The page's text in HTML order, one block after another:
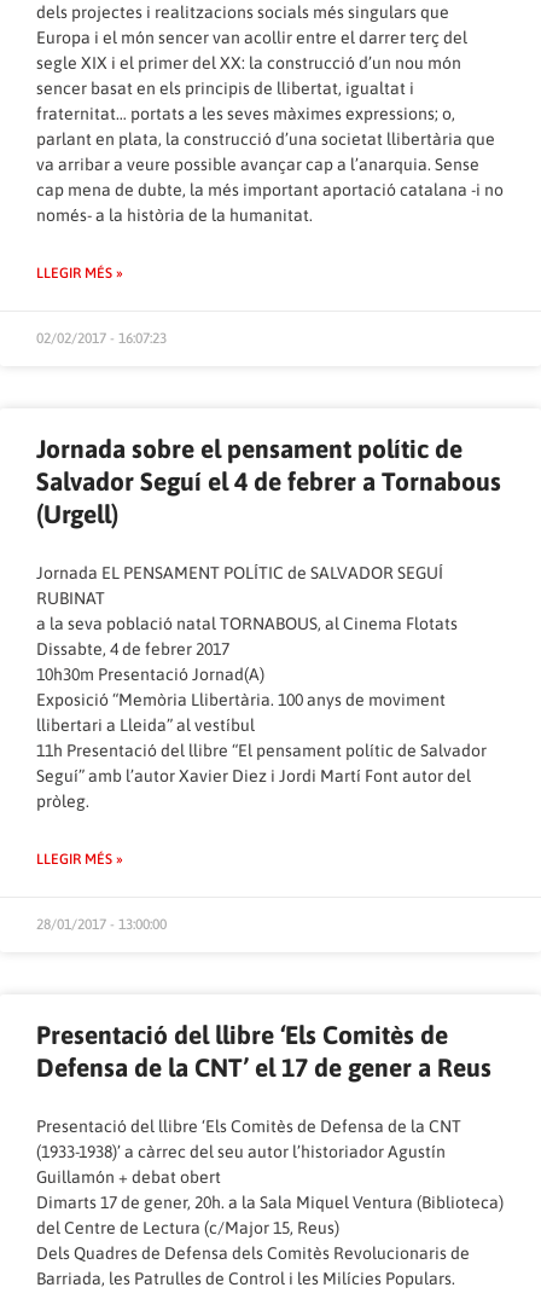
dels projectes i realitzacions socials més singulars que
Europa i el món sencer van acollir entre el darrer terç del
segle XIX i el primer del XX: la construcció d’un nou món
sencer basat en els principis de llibertat, igualtat i
fraternitat… portats a les seves màximes expressions; o,
parlant en plata, la construcció d’una societat llibertària que
va arribar a veure possible avançar cap a l’anarquia. Sense
cap mena de dubte, la més important aportació catalana -i no
només- a la història de la humanitat.
LLEGIR MÉS »
02/02/2017 - 16:07:23
Jornada sobre el pensament polític de
Salvador Seguí el 4 de febrer a Tornabous
(Urgell)
Jornada EL PENSAMENT POLÍTIC de SALVADOR SEGUÍ
RUBINAT
a la seva població natal TORNABOUS, al Cinema Flotats
Dissabte, 4 de febrer 2017
10h30m Presentació Jornad(A)
Exposició “Memòria Llibertària. 100 anys de moviment
llibertari a Lleida” al vestíbul
11h Presentació del llibre “El pensament polític de Salvador
Seguí” amb l’autor Xavier Diez i Jordi Martí Font autor del
pròleg.
LLEGIR MÉS »
28/01/2017 - 13:00:00
Presentació del llibre ‘Els Comitès de
Defensa de la CNT’ el 17 de gener a Reus
Presentació del llibre ‘Els Comitès de Defensa de la CNT
(1933-1938)’ a càrrec del seu autor l’historiador Agustín
Guillamón + debat obert
Dimarts 17 de gener, 20h. a la Sala Miquel Ventura (Biblioteca)
del Centre de Lectura (c/Major 15, Reus)
Dels Quadres de Defensa dels Comitès Revolucionaris de
Barriada, les Patrulles de Control i les Milícies Populars.